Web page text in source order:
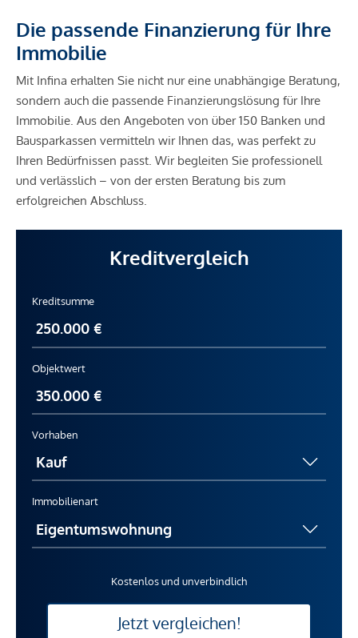
Die passende Finanzierung für Ihre
Immobilie
Mit Infina erhalten Sie nicht nur eine unabhängige Beratung,
sondern auch die passende Finanzierungslösung für Ihre
Immobilie. Aus den Angeboten von über 150 Banken und
Bausparkassen vermitteln wir Ihnen das, was perfekt zu
Ihren Bedürfnissen passt. Wir begleiten Sie professionell
und verlässlich – von der ersten Beratung bis zum
erfolgreichen Abschluss.
Kreditvergleich
Kreditsumme
Objektwert
Vorhaben
Immobilienart
Kostenlos und unverbindlich
Jetzt vergleichen!